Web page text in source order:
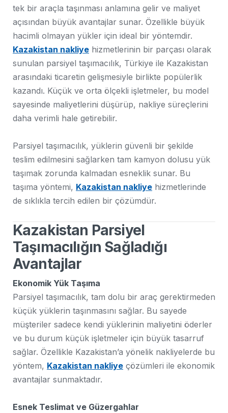
tek bir araçla taşınması anlamına gelir ve maliyet
açısından büyük avantajlar sunar. Özellikle büyük
hacimli olmayan yükler için ideal bir yöntemdir.
Kazakistan nakliye hizmetlerinin bir parçası olarak
sunulan parsiyel taşımacılık, Türkiye ile Kazakistan
arasındaki ticaretin gelişmesiyle birlikte popülerlik
kazandı. Küçük ve orta ölçekli işletmeler, bu model
sayesinde maliyetlerini düşürüp, nakliye süreçlerini
daha verimli hale getirebilir.
Parsiyel taşımacılık, yüklerin güvenli bir şekilde
teslim edilmesini sağlarken tam kamyon dolusu yük
taşımak zorunda kalmadan esneklik sunar. Bu
taşıma yöntemi, Kazakistan nakliye hizmetlerinde
de sıklıkla tercih edilen bir çözümdür.
Kazakistan Parsiyel
Taşımacılığın Sağladığı
Avantajlar
Ekonomik Yük Taşıma
Parsiyel taşımacılık, tam dolu bir araç gerektirmeden
küçük yüklerin taşınmasını sağlar. Bu sayede
müşteriler sadece kendi yüklerinin maliyetini öderler
ve bu durum küçük işletmeler için büyük tasarruf
sağlar. Özellikle Kazakistan’a yönelik nakliyelerde bu
yöntem, Kazakistan nakliye çözümleri ile ekonomik
avantajlar sunmaktadır.
Esnek Teslimat ve Güzergahlar